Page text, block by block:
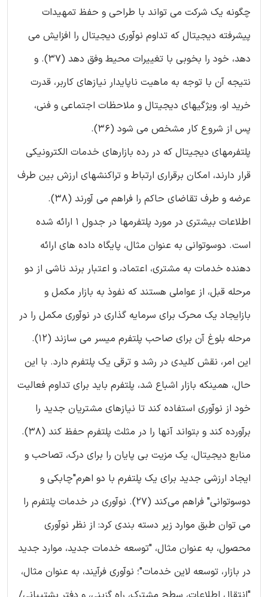
چگونه یک شرکت می تواند با طراحی و حفظ تمهیدات
پیشرفته دیجیتال که تداوم نوآوری دیجیتال را افزایش می
دهد، خود را بخوبی با تغییرات محیط وفق دهد (37). و
نتیجه آن با توجه به ماهیت ناپایدار نیازهای کاربر، قدرت
خرید او، ویژگیهای دیجیتال و ملاحظات اجتماعی و فنی،
پس از شروع کار مشخص می شود (36).
پلتفرمهای دیجیتال که در رده بازارهای خدمات الکترونیکی
قرار دارند، امکان برقراری ارتباط و تراکنشهای ارزش بین طرف
عرضه و طرف تقاضای حاکم را فراهم می آورند (38).
اطلاعات بیشتری در مورد پلتفرمها در جدول 1 ارائه شده
است. دوسوتوانی به عنوان مثال، پایگاه داده های ارائه
دهنده خدمات به مشتری، اعتماد، و اعتبار برند ناشی از دو
مرحله قبل، از عواملی هستند که نفوذ به بازار مکمل و
بازایجاد یک محرک برای سرمایه گذاری در نوآوری مکمل را در
مرحله بلوغ آن برای صاحب پلتفرم میسر می سازند (12).
این امر، نقش کلیدی در رشد و ترقی یک پلتفرم دارد. با این
حال، همینکه بازار اشباع شد، پلتفرم باید برای تداوم فعالیت
خود از نوآوری استفاده کند تا نیازهای مشتریان جدید را
برآورده کند و بتواند آنها را در مثلث پلتفرم حفظ کند (38).
منابع دیجیتال، یک مزیت بی پایان را برای درک، تصاحب و
ایجاد ارزشی جدید برای یک پلتفرم با دو اهرم"چابکی و
دوسوتوانی" فراهم می‌کند (27). نوآوری در خدمات پلتفرم را
می توان طبق موارد زیر دسته بندی کرد: از نظر نوآوری
محصول، به عنوان مثال، "توسعه خدمات جدید، موارد جدید
در بازار، توسعه لاین خدمات"؛ نوآوری فرآیند، به عنوان مثال،